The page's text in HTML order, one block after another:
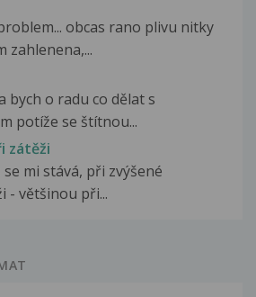
obcas rano plivu nitky
zahlenena,...
bych o radu co dělat s
potíže se štítnou...
zátěži
mi stává, při zvýšené
- většinou při...